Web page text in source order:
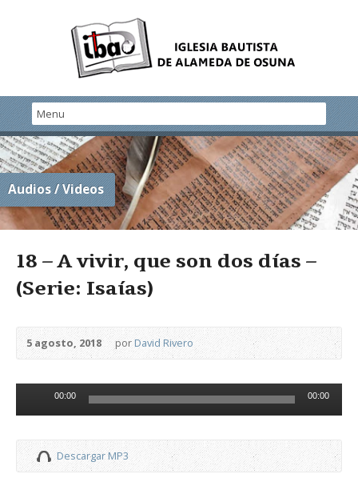
Audios / Videos
18 – A vivir, que son dos días –
(Serie: Isaías)
5 agosto, 2018 porDavid Rivero
Reproductor
00:00 00:00
Descargar MP3